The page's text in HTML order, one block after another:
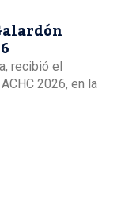
recibió el
2026, en la